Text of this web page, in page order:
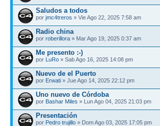
Saludos a todos
por jmc4treros » Vie Ago 22, 2025 7:58 am
Radio china
por roberillora » Mar Ago 19, 2025 0:37 am
Me presento :-)
por LuRo » Sab Ago 16, 2025 14:08 pm
Nuevo de el Puerto
por Erwati » Jue Ago 14, 2025 22:12 pm
Uno nuevo de Córdoba
por Bashar Miles » Lun Ago 04, 2025 21:03 pm
Presentación
por Pedro trujillo » Dom Ago 03, 2025 17:05 pm